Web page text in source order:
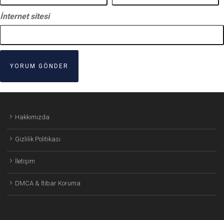
İnternet sitesi
Hakkımızda
Gizlilik Politikası
İletişim
DMCA & İtibar Koruma